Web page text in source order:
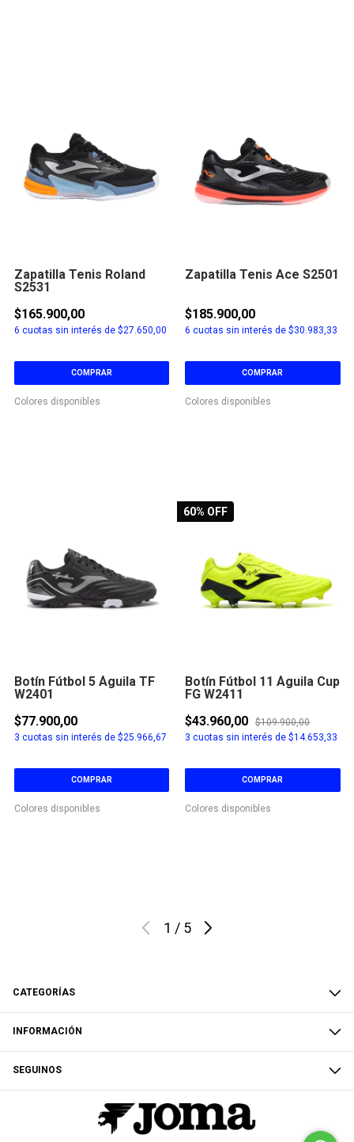
Zapatilla Tenis Roland
S2531
$165.900,00
6 cuotas sin interés de $27.650,00
COMPRAR
Colores disponibles
Zapatilla Tenis Ace S2501
$185.900,00
6 cuotas sin interés de $30.983,33
COMPRAR
Colores disponibles
Botín Fútbol 5 Águila TF
W2401
$77.900,00
3 cuotas sin interés de $25.966,67
COMPRAR
Colores disponibles
60% OFF
Botín Fútbol 11 Águila Cup
FG W2411
$43.960,00
$109.900,00
3 cuotas sin interés de $14.653,33
COMPRAR
Colores disponibles
1 / 5
CATEGORÍAS
INFORMACIÓN
SEGUINOS